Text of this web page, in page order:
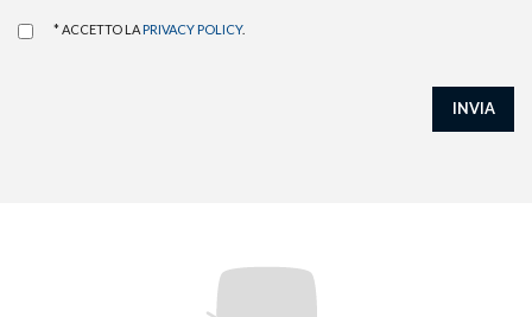
* ACCETTO LA PRIVACY POLICY.
INVIA